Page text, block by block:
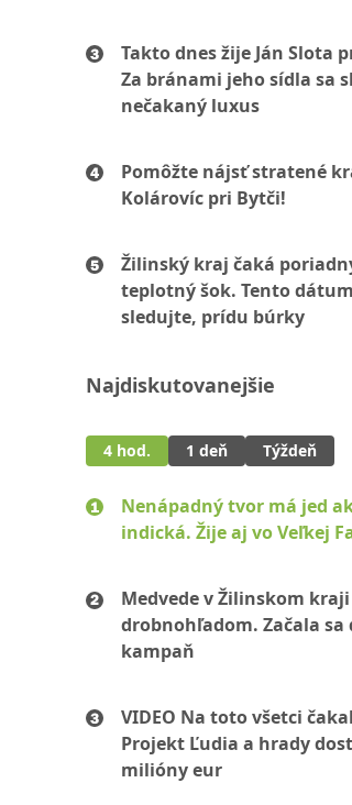
Takto dnes žije Ján Slota
Za bránami jeho sídla sa
nečakaný luxus
Pomôžte nájsť stratené
Kolárovíc pri Bytči!
Žilinský kraj čaká
teplotný šok. Tento
sledujte, prídu búrky
Najdiskutovanejšie
4 hod. 1 deň Týždeň
Nenápadný tvor má jed
indická. Žije aj vo Veľkej
Medvede v Žilinskom
drobnohľadom. Začala sa
kampaň
VIDEO Na toto všetci
Projekt Ľudia a hrady
milióny eur